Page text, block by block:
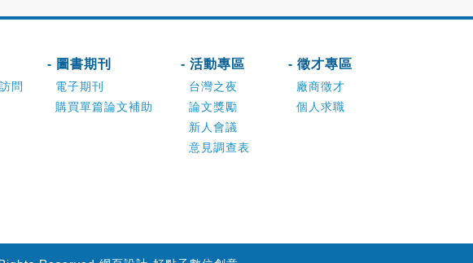
問
- 圖書期刊
電子期刊
購買單篇論文補助
- 活動專區
台灣之夜
論文獎勵
新人會議
意見調查表
- 徵才專區
廠商徵才
個人求職